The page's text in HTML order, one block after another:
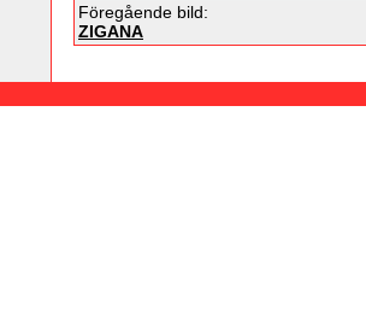
Föregående bild:
ZIGANA